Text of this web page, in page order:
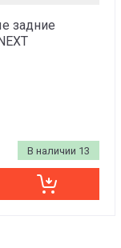
задние
В наличии 13